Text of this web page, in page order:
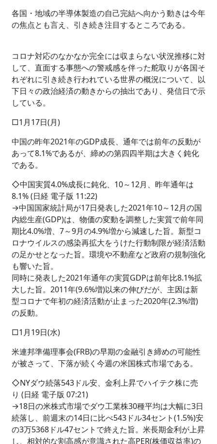
各国・地域の半導体製造の自己完結へ向かう動きは今年
の焦点とも言え、引き続き注目するところである。
コロナ対応のなかなか完全には収まらない状況推移に対
して、直面する事態への警戒感を伴った舵取りが各国そ
れぞれに引き続き行われている世界の概況について、以
下日々の政治経済の動きからの抽出であり、発信日で示
している。
□1月17日(月)
中国の昨年2021年のGDP成長、通年では前年の反動が
あって8.1%であるが、締めの第四四半期は大きく鈍化
である。
◇中国実質4.0%成長に鈍化、10～12月、昨年通年は
8.1% (日経 電子版 11:22)
→中国国家統計局が17日発表した2021年10～12月の国
内総生産(GDP)は、物価の変動を調整した実質で前年同
期比4.0%増、7～9月の4.9%増から減速した旨。新型コ
ロナウイルスの感染再拡大をうけた行動制限が経済活動
の足かせとなった旨。環境や不動産など政府の規制強化
も響いた旨。
同時に発表した2021年通年の実質GDPは前年比8.1%拡
大した旨。2011年(9.6%増)以来の伸びだが、主因は新
型コロナで年初の経済活動が止まった2020年(2.3%増)
の反動。
□1月19日(水)
米連邦準備理事会(FRB)の早期の金融引き締めの可能性
が被さって、下落が続く今週の米国株式市場である。
◇NYダウ続落543ドル安、金利上昇でハイテク株に売
り (日経 電子版 07:21)
→18日の米株式市場でダウ工業株30種平均は大幅に3日
続落し、前週末の14日に比べ543ドル34セント(1.5%)安
の3万5368ドル47セントで終えた旨。米長期金利が上昇
し、相対的な割高感が意識された高PER(株価収益率)の